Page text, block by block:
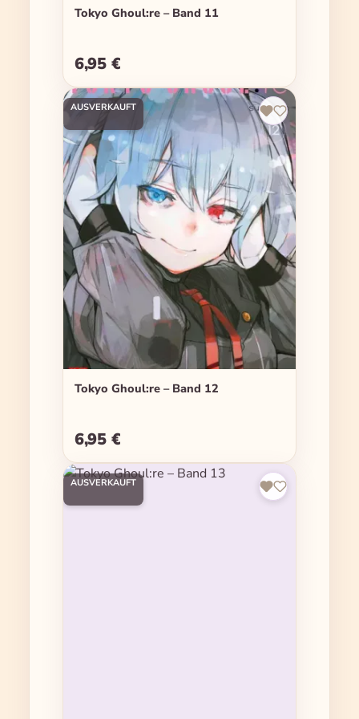
Tokyo Ghoul:re – Band 11
Regulärer Preis:
6,95 €
AUSVERKAUFT
Tokyo Ghoul:re – Band 12
Regulärer Preis:
6,95 €
AUSVERKAUFT